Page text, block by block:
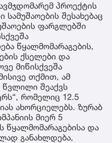
პროექტის
შესახებაც
ფარგლებში
წყალმომარაგების,
ქსელები და
მიწისქვეშა
თქმით, ამ
წვლილი შეაქვს
რომელიც 12.5
ახორციელებს. ზურაბ
მიერ 5
წყალმომარაგებისა და
განახლდება,